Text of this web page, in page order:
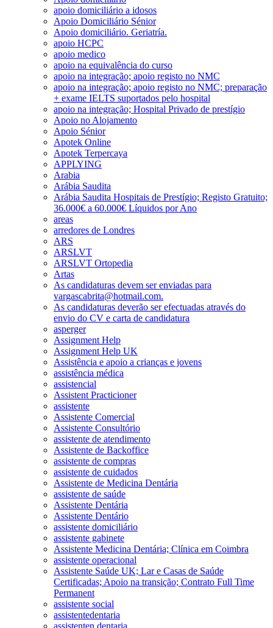
apoio domiciliário a idosos
Apoio Domiciliário Sénior
Apoio domiciliário. Geriatría.
apoio HCPC
apoio medico
apoio na equivalência do curso
apoio na integração; apoio registo no NMC
apoio na integração; apoio registo no NMC; preparação
+ exame IELTS suportados pelo hospital
apoio na integração; Hospital Privado de prestígio
Apoio no Alojamento
Apoio Sénior
Apotek Online
Apotek Terpercaya
APPLYING
Arabia
Arábia Saudita
Arábia Saudita Hospitais de Prestígio; Registo Gratuito;
36.000€ a 60.000€ Líquidos por Ano
areas
arredores de Londres
ARS
ARSLVT
ARSLVT Ortopedia
Artas
As candidaturas devem ser enviadas para
vargascabrita@hotmail.com.
As candidaturas deverão ser efectuadas através do
envio do CV e carta de candidatura
asperger
Assignment Help
Assignment Help UK
Assistência e apoio a crianças e jovens
assistência médica
assistencial
Assistent Practicioner
assistente
Assistente Comercial
Assistente Consultório
assistente de atendimento
Assistente de Backoffice
assistente de compras
assistente de cuidados
Assistente de Medicina Dentária
assistente de saúde
Assistente Dentária
Assistente Dentário
assistente domiciliário
assistente gabinete
Assistente Medicina Dentária; Clínica em Coimbra
assistente operacional
Assistente Saúde UK; Lar e Casas de Saúde
Certificadas; Apoio na transição; Contrato Full Time
Permanent
assistente social
assistentedentaria
assistenten dentaria